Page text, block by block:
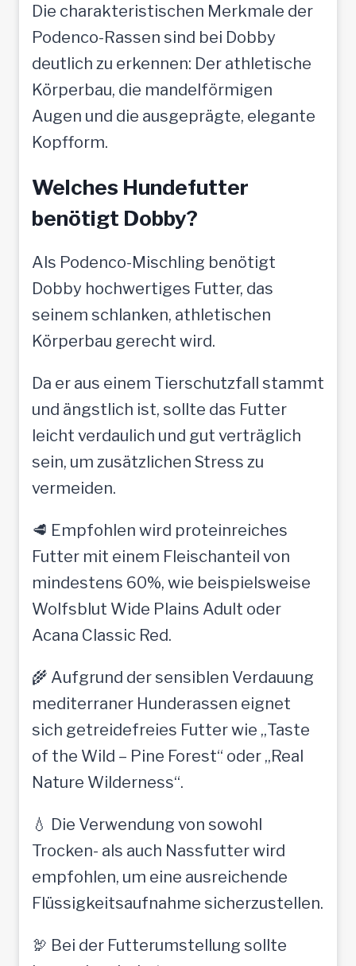
Die charakteristischen Merkmale der
Podenco-Rassen sind bei Dobby
deutlich zu erkennen: Der athletische
Körperbau, die mandelförmigen
Augen und die ausgeprägte, elegante
Kopfform.
Welches Hundefutter
benötigt Dobby?
Als Podenco-Mischling benötigt
Dobby hochwertiges Futter, das
seinem schlanken, athletischen
Körperbau gerecht wird.
Da er aus einem Tierschutzfall stammt
und ängstlich ist, sollte das Futter
leicht verdaulich und gut verträglich
sein, um zusätzlichen Stress zu
vermeiden.
🥩 Empfohlen wird proteinreiches
Futter mit einem Fleischanteil von
mindestens 60%, wie beispielsweise
Wolfsblut Wide Plains Adult oder
Acana Classic Red.
🌾 Aufgrund der sensiblen Verdauung
mediterraner Hunderassen eignet
sich getreidefreies Futter wie „Taste
of the Wild – Pine Forest“ oder „Real
Nature Wilderness“.
💧 Die Verwendung von sowohl
Trocken- als auch Nassfutter wird
empfohlen, um eine ausreichende
Flüssigkeitsaufnahme sicherzustellen.
🦃 Bei der Futterumstellung sollte